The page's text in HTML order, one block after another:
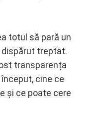
totul să pară un
dispărut treptat.
transparența
cine ce
și ce poate cere